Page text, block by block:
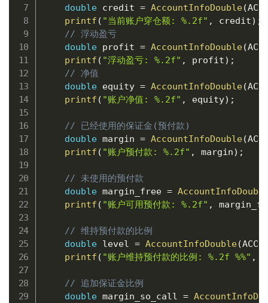
double credit = AccountInfoDouble(
printf ( "当前账户穿仓额: %.2f" , credit) ;
// 浮动盈亏
double profit = AccountInfoDouble(
printf ( "浮动盈亏: %.2f" , profit) ;
// 净值
double equity = AccountInfoDouble(
printf ( "账户净值: %.2f" , equity) ;
// 已经使用的保证金(预付款)
double margin = AccountInfoDouble(
printf ( "账户预付款: %.2f" , margin) ;
// 未使用的预付款
double margin_free =
printf ( "账户可用预付款: %.2f" ,
// 维持预付款的比例
double level = AccountInfoDouble(
printf ( "账户维持预付款的比例: %.2f %%" ,
// 追加保证金比例
double margin_so_call =